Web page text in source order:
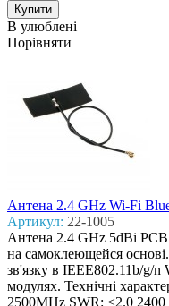
В улюблені
Порівняти
Антена 2.4 GHz Wi-Fi
Артикул: 22-1005
Антена 2.4 GHz 5dBi
на самоклеющейся
зв'язку в IEEE802.11b/g/
модулях. Технічні
2500MHz SWR: ≤2.0 2400